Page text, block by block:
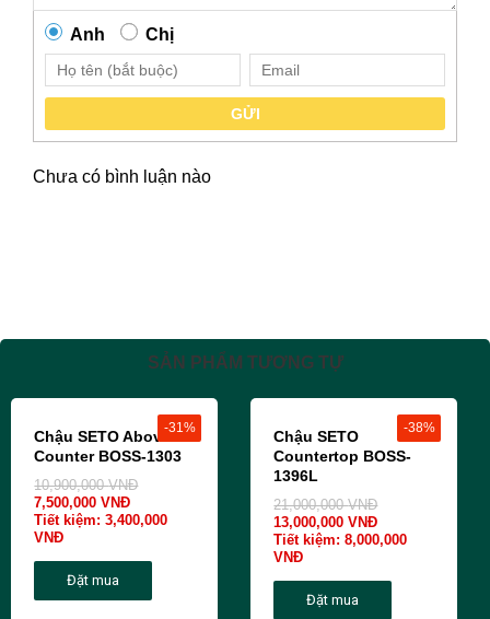
Anh Chị
GỬI
Chưa có bình luận nào
SẢN PHẨM TƯƠNG TỰ
-31%
Chậu SETO Above
Counter BOSS-1303
10,900,000VNĐ
7,500,000VNĐ
Tiết kiệm:3,400,000
VNĐ
Đặt mua
-38%
Chậu SETO
Countertop BOSS-
1396L
21,000,000VNĐ
13,000,000VNĐ
Tiết kiệm:8,000,000
VNĐ
Đặt mua